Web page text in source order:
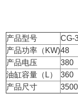
产品型号
CG-
产品功率（KW)48
产品电压
380
油缸容量（L）
360
产品尺寸